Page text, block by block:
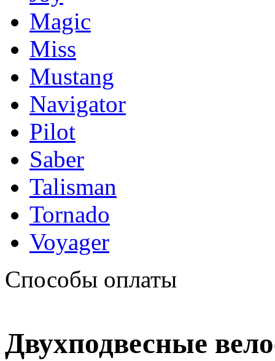
Magic
Miss
Mustang
Navigator
Pilot
Saber
Talisman
Tornado
Voyager
Способы оплаты
Двухподвесные